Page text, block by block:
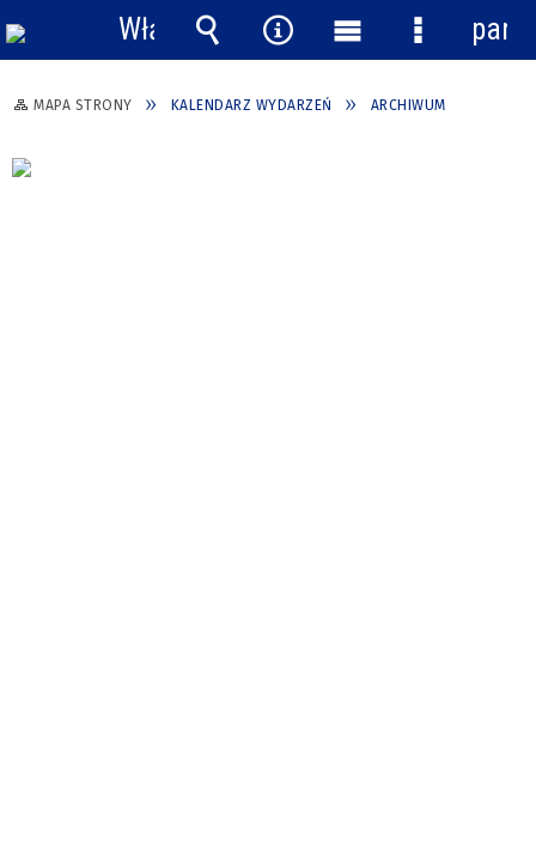
MAPA STRONY KALENDARZ WYDARZEŃ ARCHIWUM
Włącz
powiadomienia
Wyszukiwarka
Narzędzia
Menu
główne
Menu
panel